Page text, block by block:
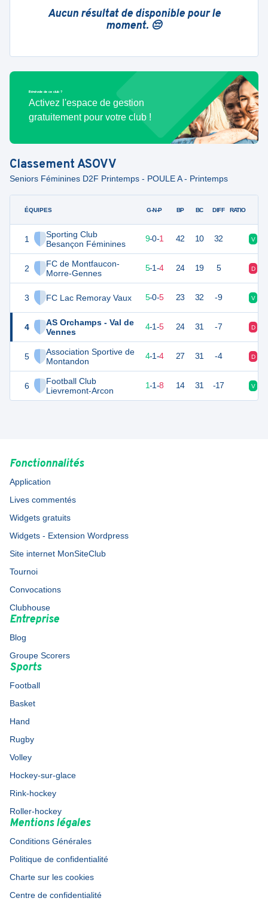
Aucun résultat de disponible pour le
moment. 😔
Bénévole de ce club ?
Activez l'espace de gestion
gratuitement pour votre club !
ClassementASOVV
Seniors Féminines D2F Printemps - POULE A - Printemps
ÉQUIPES
1
Sporting Club
Besançon Féminines
2
FC de Montfaucon-
Morre-Gennes
3 FC Lac Remoray Vaux
4
AS Orchamps - Val de
Vennes
5
Association Sportive de
Montandon
6
Football Club
Lievremont-Arcon
G-N-P BP BC DIFF RATIO
27 9-0-1 42 10 32 V
16 5-1-4 24 19 5 D
15 10 5-0-5 23 32 -9 V
13 10 4-1-5 24 31 -7 D
12 10 4-1-4 27 31 -4 D
1-1-8 14 31 -17 V
Fonctionnalités
Application
Lives commentés
Widgets gratuits
Widgets - Extension Wordpress
Site internet MonSiteClub
Tournoi
Convocations
Clubhouse
Entreprise
Blog
Groupe Scorers
Sports
Football
Basket
Hand
Rugby
Volley
Hockey-sur-glace
Rink-hockey
Roller-hockey
Mentions légales
Conditions Générales
Politique de confidentialité
Charte sur les cookies
Centre de confidentialité